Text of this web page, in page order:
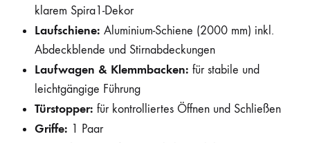
klarem Spira1-Dekor
Laufschiene: Aluminium-Schiene (2000 mm) inkl.
Abdeckblende und Stirnabdeckungen
Laufwagen & Klemmbacken: für stabile und
leichtgängige Führung
Türstopper: für kontrolliertes Öffnen und Schließen
Griffe: 1 Paar